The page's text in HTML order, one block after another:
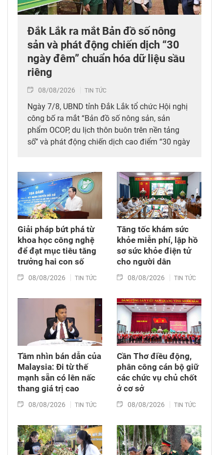
Đắk Lắk ra mắt Bản đồ số nông
sản và phát động chiến dịch “30
ngày đêm” chuẩn hóa dữ liệu sầu
riêng
08/08/2026 TIN TỨC
Ngày 7/8, UBND tỉnh Đắk Lắk tổ chức Hội nghị
công bố ra mắt “Bản đồ số nông sản, sản
phẩm OCOP, du lịch thôn buôn trên nền tảng
số” và phát động chiến dịch cao điểm “30 ngày
sầu riêng trên địa bàn tỉnh. Đây được xem là
bước đi chiến lược nhằm tích hợp đồng bộ
công nghệ số vào chuỗi giá trị nông nghiệp và
phát triển nông thôn địa phương.
Giải pháp bứt phá từ
khoa học công nghệ
để đạt mục tiêu tăng
trưởng hai con số
08/08/2026 TIN TỨC
Tăng tốc khám sức
khỏe miễn phí, lập hồ
sơ sức khỏe điện tử
cho người dân
08/08/2026 TIN TỨC
Tầm nhìn bán dẫn của
Malaysia: Đi từ thế
mạnh sẵn có lên nấc
thang giá trị cao
08/08/2026 TIN TỨC
Cần Thơ điều động,
phân công cán bộ giữ
các chức vụ chủ chốt
ở cơ sở
08/08/2026 TIN TỨC